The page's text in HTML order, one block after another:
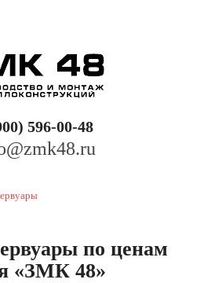
596-00-48
по ценам
«ЗМК 48»